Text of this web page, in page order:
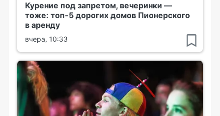
Курение под запретом, вечеринки —
тоже: топ-5 дорогих домов Пионерского
в аренду
вчера, 10:33